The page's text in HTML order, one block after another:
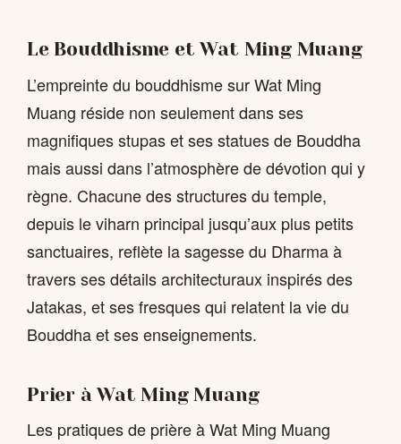
Le Bouddhisme et Wat Ming Muang
L’empreinte du bouddhisme sur Wat Ming
Muang réside non seulement dans ses
magnifiques stupas et ses statues de Bouddha
mais aussi dans l’atmosphère de dévotion qui y
règne. Chacune des structures du temple,
depuis le viharn principal jusqu’aux plus petits
sanctuaires, reflète la sagesse du Dharma à
travers ses détails architecturaux inspirés des
Jatakas, et ses fresques qui relatent la vie du
Bouddha et ses enseignements.
Prier à Wat Ming Muang
Les pratiques de prière à Wat Ming Muang